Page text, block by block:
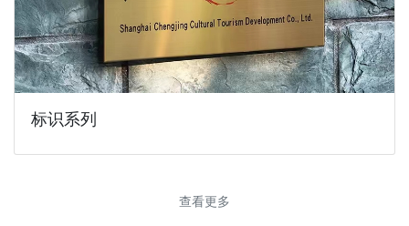
标识系列
查看更多